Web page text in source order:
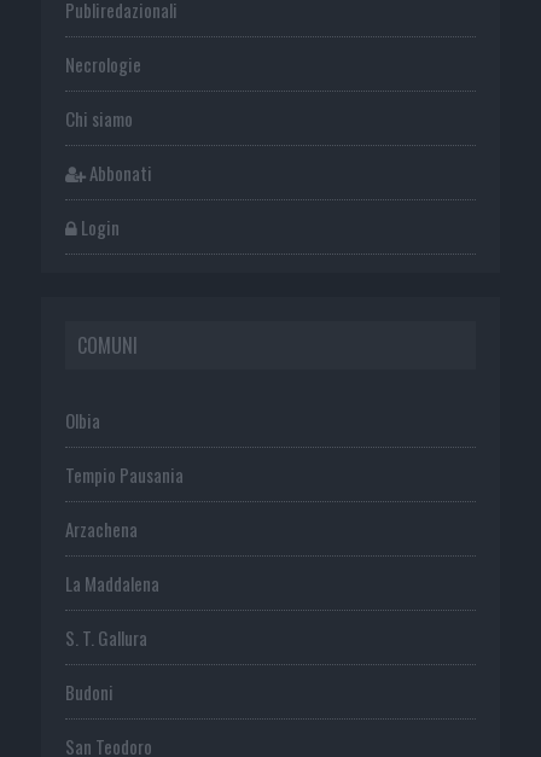
Publiredazionali
Necrologie
Chi siamo
Abbonati
Login
COMUNI
Olbia
Tempio Pausania
Arzachena
La Maddalena
S. T. Gallura
Budoni
San Teodoro